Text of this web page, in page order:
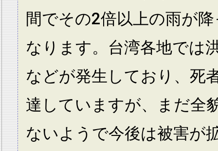
間でその2倍以上の雨が
なります。台湾各地では
などが発生しており、死
達していますが、まだ全
ないようで今後は被害が